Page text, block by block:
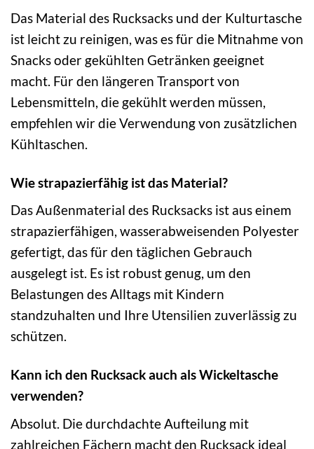
Das Material des Rucksacks und der Kulturtasche
ist leicht zu reinigen, was es für die Mitnahme von
Snacks oder gekühlten Getränken geeignet
macht. Für den längeren Transport von
Lebensmitteln, die gekühlt werden müssen,
empfehlen wir die Verwendung von zusätzlichen
Kühltaschen.
Wie strapazierfähig ist das Material?
Das Außenmaterial des Rucksacks ist aus einem
strapazierfähigen, wasserabweisenden Polyester
gefertigt, das für den täglichen Gebrauch
ausgelegt ist. Es ist robust genug, um den
Belastungen des Alltags mit Kindern
standzuhalten und Ihre Utensilien zuverlässig zu
schützen.
Kann ich den Rucksack auch als Wickeltasche
verwenden?
Absolut. Die durchdachte Aufteilung mit
zahlreichen Fächern macht den Rucksack ideal